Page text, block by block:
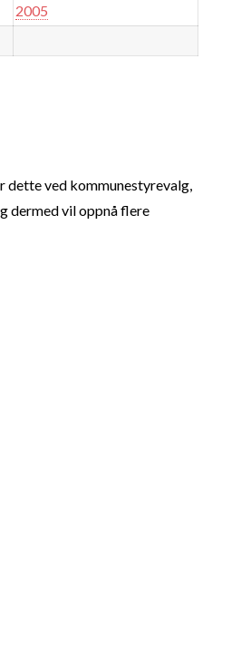
2005
ved kommunestyrevalg,
dermed vil oppnå flere